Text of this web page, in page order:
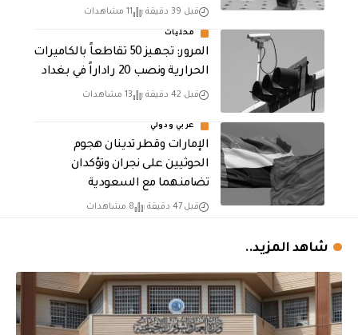
قبل 39 دقيقة 11 مشاهدات
محليات
المرور: تجهيز 50 تقاطعاً بالكاميرات
الحرارية ونصب 20 راداراً في بغداد
قبل 42 دقيقة 13 مشاهدات
عربي ودولي
الإمارات وقطر تدينان هجوم
الحوثيين على نجران وتؤكدان
تضامنهما مع السعودية
قبل 47 دقيقة 8 مشاهدات
شاهد المزيد..